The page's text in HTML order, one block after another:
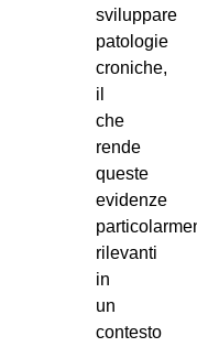
sviluppare
patologie
croniche,
il
che
rende
queste
evidenze
rilevanti
in
un
contesto